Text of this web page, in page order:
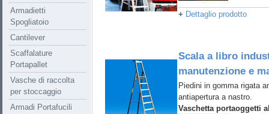
+ Dettaglio prodotto
Scala a libro
manutenzione e
Piedini in gomma rigata
antiapertura a nastro.
Vaschetta portaoggetti
Armadietti
Spogliatoio
Cantilever
Scaffalature
Portapallet
Vasche di raccolta
per stoccaggio
Armadi Portafucili